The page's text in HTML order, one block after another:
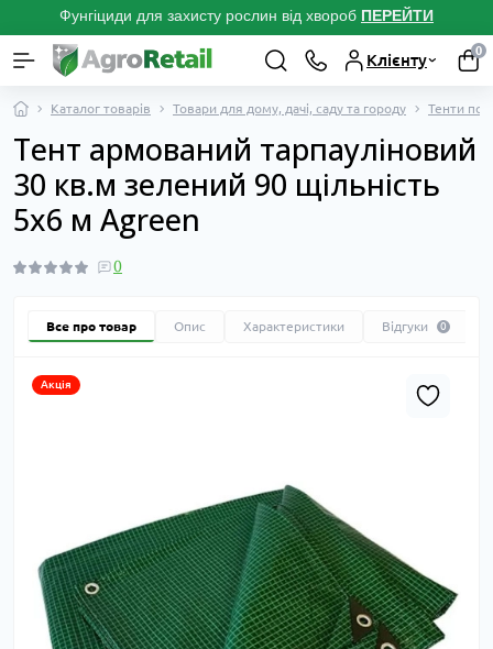
Фунгіциди для захисту рослин від хвороб ПЕРЕЙТИ
Клієнту
0
Каталог товарів Товари для дому, дачі, саду та городу Тенти
Тент армований тарпауліновий
30 кв.м зелений 90 щільність
5х6 м Agreen
0
Все про товар Опис Характеристики Відгуки 0
Акція